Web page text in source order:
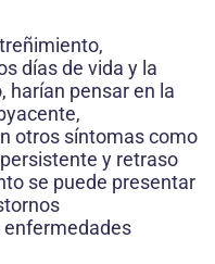
días de vida y la
harían pensar en la
otros síntomas como
y retraso
se puede presentar